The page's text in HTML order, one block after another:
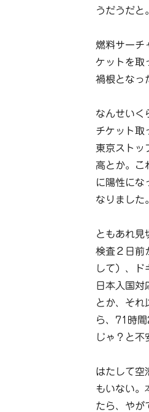
うだうだと。
燃料サーチ
ケットを取
禍根となっ
なんせいく
チケット取
東京ストッ
高とか。こ
に陽性にな
なりました。
ともあれ見
検査２日前
して）、ド
日本入国
とか、それ
ら、71時
じゃ？と不
はたして空
もいない。
たら、やが